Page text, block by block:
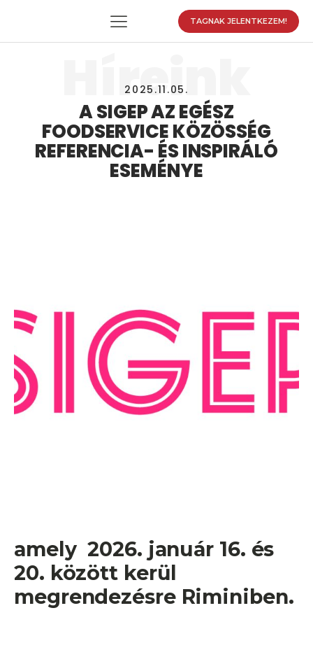
TAGNAK JELENTKEZEM!
2025.11.05.
A SIGEP AZ EGÉSZ
FOODSERVICE KÖZÖSSÉG
REFERENCIA- ÉS INSPIRÁLÓ
ESEMÉNYE
Híreink
amely 2026. január 16. és
20. között kerül
megrendezésre Riminiben.